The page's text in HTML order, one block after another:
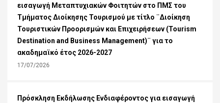
εισαγωγή Μεταπτυχιακών Φοιτητών στο ΠΜΣ του
Τμήματος Διοίκησης Τουρισμού με τίτλο ¨Διοίκηση
Τουριστικών Προορισμών και Επιχειρήσεων (Tourism
Destination and Business Management)¨ για το
ακαδημαϊκό έτος 2026-2027
17/07/2026
Πρόσκληση Εκδήλωσης Ενδιαφέροντος για εισαγωγή